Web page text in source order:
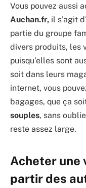
Vous pouvez aussi
Auchan.fr, il s’agit
partie du groupe
divers produits, les
puisqu’elles sont
soit dans leurs
internet, vous
bagages, que ça
souples, sans
reste assez large.
Acheter une
partir des